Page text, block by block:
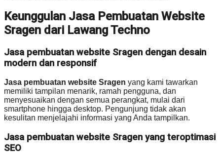
Keunggulan Jasa Pembuatan Website
Sragen dari Lawang Techno
Jasa pembuatan website Sragen dengan desain
modern dan responsif
Jasa pembuatan website Sragen yang kami tawarkan
memiliki tampilan menarik, ramah pengguna, dan
menyesuaikan dengan semua perangkat, mulai dari
smartphone hingga desktop. Pengunjung tidak akan
kesulitan menjelajahi informasi yang Anda tampilkan.
Jasa pembuatan website Sragen yang teroptimasi
SEO